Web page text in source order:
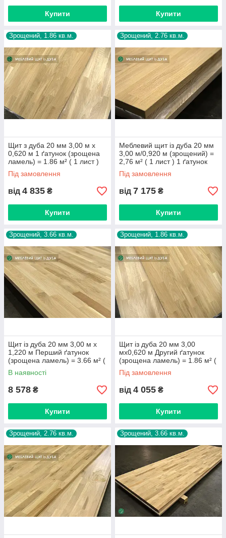
Купити Купити
Зрощений, 1.86 кв.м.
Щит з дуба 20 мм 3,00 м х
0,620 м 1 ґатунок (зрощена
ламель) = 1.86 м² ( 1 лист )
Під замовлення
від 4 835 ₴
Купити
Зрощений, 2.76 кв.м.
Меблевий щит із дуба 20 мм
3,00 м/0,920 м (зрощений) =
2,76 м² ( 1 лист ) 1 ґатунок
Під замовлення
від 7 175 ₴
Купити
Зрощений, 3.66 кв.м.
Щит із дуба 20 мм 3,00 м х
1,220 м Перший ґатунок
(зрощена ламель) = 3.66 м² (
1 лист )
В наявності
8 578 ₴
Купити
Зрощений, 1.86 кв.м.
Щит із дуба 20 мм 3,00
мх0,620 м Другий ґатунок
(зрощена ламель) = 1.86 м² (
1 лист )
Під замовлення
від 4 055 ₴
Купити
Зрощений, 2.76 кв.м. Зрощений, 3.66 кв.м.